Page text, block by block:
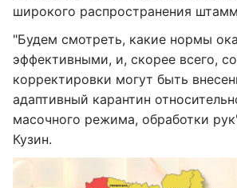
широкого распространения
"Будем смотреть, какие нормы
эффективными, и, скорее всего,
корректировки могут быть
адаптивный карантин
масочного режима, обработки
Кузин.